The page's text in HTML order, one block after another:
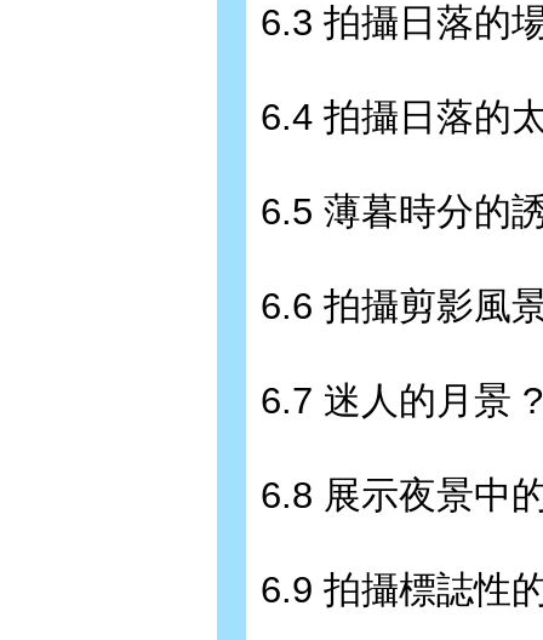
6.3 拍攝日落的
6.4 拍攝日落的
6.5 薄暮時分的
6.6 拍攝剪影風
6.7 迷人的月景 ?
6.8 展示夜景中
6.9 拍攝標誌性